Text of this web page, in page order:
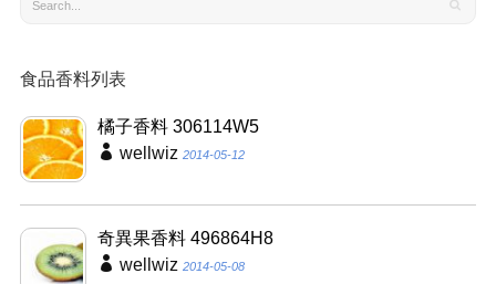
食品香料列表
橘子香料 306114W5
wellwiz 2014-05-12
奇異果香料 496864H8
wellwiz 2014-05-08